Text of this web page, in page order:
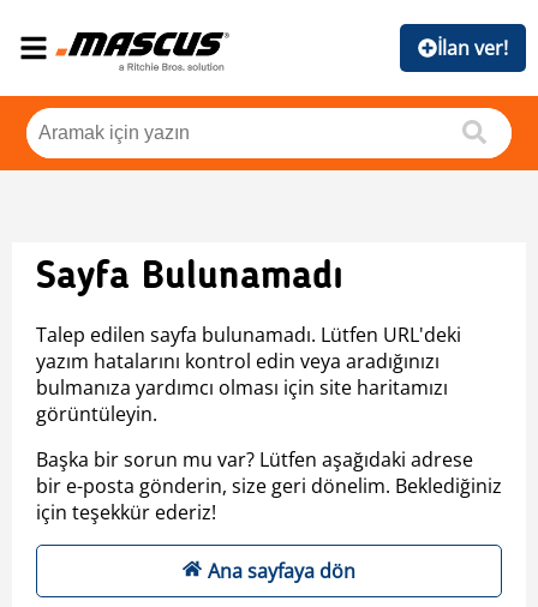
İlan ver!
Sayfa Bulunamadı
Talep edilen sayfa bulunamadı. Lütfen URL'deki
yazım hatalarını kontrol edin veya aradığınızı
bulmanıza yardımcı olması için site haritamızı
görüntüleyin.
Başka bir sorun mu var? Lütfen aşağıdaki adrese
bir e-posta gönderin, size geri dönelim. Beklediğiniz
için teşekkür ederiz!
Ana sayfaya dön